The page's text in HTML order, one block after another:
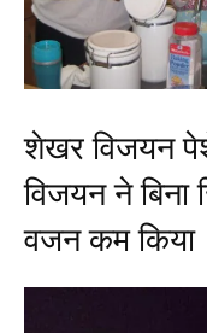
शेखर विजयन
विजयन ने बिना
वजन कम